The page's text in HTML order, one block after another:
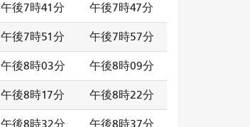
午後7時41分 午後7時47分
午後7時51分 午後7時57分
午後8時03分 午後8時09分
午後8時17分 午後8時22分
午後8時32分 午後8時37分